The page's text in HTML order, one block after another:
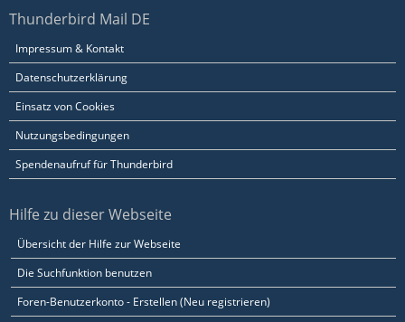
Thunderbird Mail DE
Impressum & Kontakt
Datenschutzerklärung
Einsatz von Cookies
Nutzungsbedingungen
Spendenaufruf für Thunderbird
Hilfe zu dieser Webseite
Übersicht der Hilfe zur Webseite
Die Suchfunktion benutzen
Foren-Benutzerkonto - Erstellen (Neu registrieren)